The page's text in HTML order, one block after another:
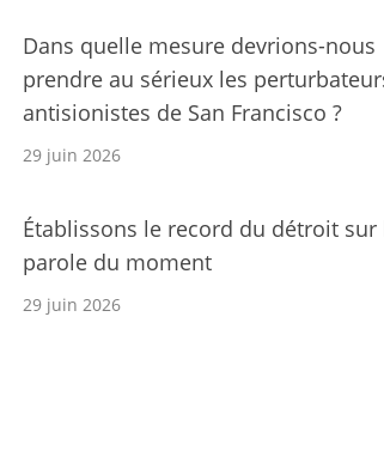
Dans quelle mesure devrions-nous
prendre au sérieux les
antisionistes de San Francisco ?
29 juin 2026
Établissons le record du détroit sur
parole du moment
29 juin 2026